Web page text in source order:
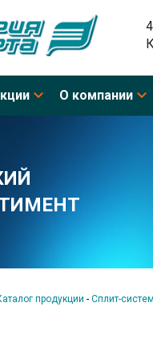
О компании
продукции - Сплит-